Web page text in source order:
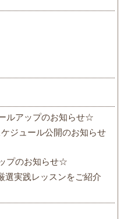
ルアップのお知らせ☆
ジュール公開のお知らせ
プのお知らせ☆
選実践レッスンをご紹介